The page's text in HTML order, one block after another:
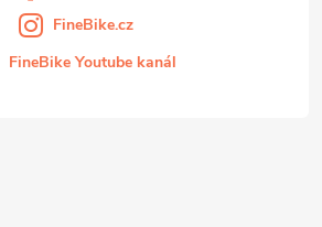
FineBike.cz
FineBike Youtube kanál